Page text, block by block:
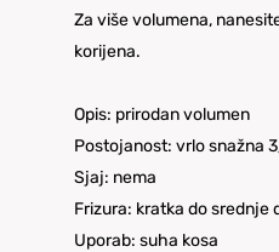
Za više volumena,
korijena.
Opis: prirodan volumen
Postojanost: vrlo snažna
Sjaj: nema
Frizura: kratka do srednje
Uporab: suha kosa